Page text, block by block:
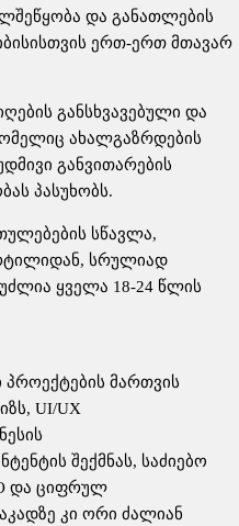
და განათლების
ერთ-ერთ მთავარ
განსხვავებული და
ახალგაზრდების
განვითარების
პასუხობს.
სწავლა,
სრულიად
ყველა 18-24 წლის
მართვის
UI/UX
შექმნას, საძიებო
და ციფრულ
კი ორი ძალიან